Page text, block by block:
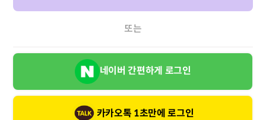
또는
네이버 간편하게 로그인
카카오톡 1초만에 로그인